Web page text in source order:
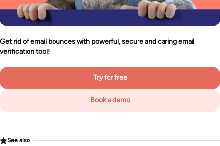
Get rid of email bounces with powerful, secure and caring email
verification tool!
Try for free
Book a demo
See also